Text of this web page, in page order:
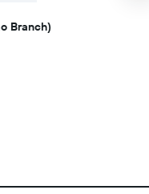
Branch)